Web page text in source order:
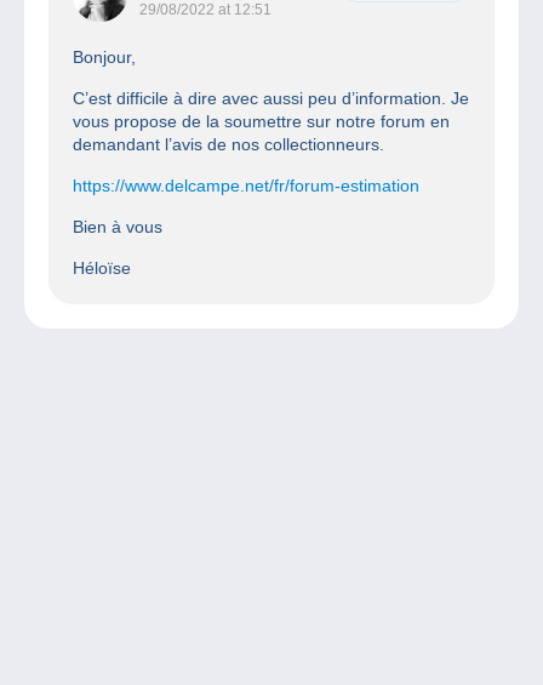
29/08/2022 at 12:51
Bonjour,
C’est difficile à dire avec aussi peu d’information. Je
vous propose de la soumettre sur notre forum en
demandant l’avis de nos collectionneurs.
https://www.delcampe.net/fr/forum-estimation
Bien à vous
Héloïse